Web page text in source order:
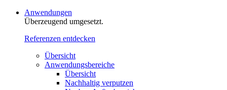
Anwendungen
Überzeugend umgesetzt.
Referenzen entdecken
Übersicht
Anwendungsbereiche
Übersicht
Nachhaltig verputzen